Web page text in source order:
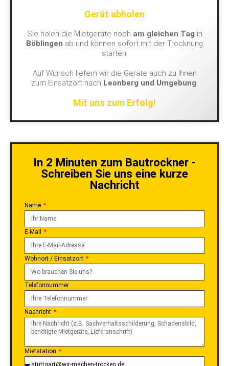
Gerät abholen
Sie holen die Mietgeräte noch am gleichen Tag in
Böblingen ab und können sofort mit der Trocknung
starten.
Auf Wunsch liefern wir die Geräte auch zu Ihnen
zum Einsatzort nach Leonberg und Umgebung.
Mit uns zum Erfolg!
In 2 Minuten zum Bautrockner -
Schreiben Sie uns eine kurze
Nachricht
Name
E-Mail
Wohnort / Einsatzort
Telefonnummer
Nachricht
Mietstation